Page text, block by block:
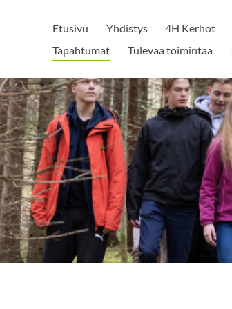
Etusivu Yhdistys 4H Kerhot
Tapahtumat
Tulevaa toimintaa